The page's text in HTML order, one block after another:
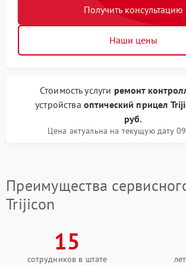
Получить консультацию
Наши цены
Стоимость услуги ремонт
устройства оптический прицел
руб.
Цена актуальна на текущую дату
Преимущества
Trijicon
15
сотрудников в штате